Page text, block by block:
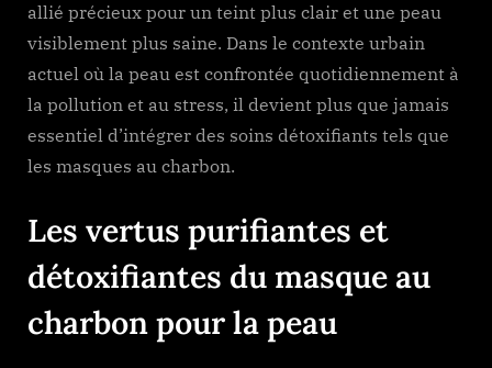
allié précieux pour un teint plus clair et une peau
visiblement plus saine. Dans le contexte urbain
actuel où la peau est confrontée quotidiennement à
la pollution et au stress, il devient plus que jamais
essentiel d’intégrer des soins détoxifiants tels que
les masques au charbon.
Les vertus purifiantes et
détoxifiantes du masque au
charbon pour la peau